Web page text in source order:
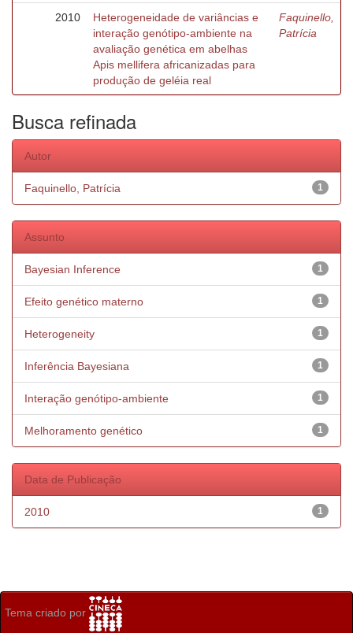
2010
Heterogeneidade de variâncias e
interação genótipo-ambiente na
avaliação genética em abelhas
Apis mellifera africanizadas para
produção de geléia real
Faquinello,
Patrícia
Busca refinada
Autor
1
Faquinello, Patrícia
Assunto
1
Bayesian Inference
1
Efeito genético materno
1
Heterogeneity
1
Inferência Bayesiana
1
Interação genótipo-ambiente
1
Melhoramento genético
Data de Publicação
1
2010
Tema criado por